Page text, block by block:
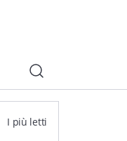
I più letti